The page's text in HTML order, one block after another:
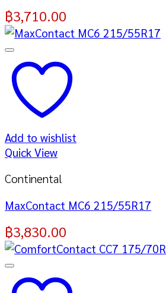
฿3,710.00
Add to wishlist
Quick View
Continental
MaxContact MC6 215/55R17
฿3,830.00